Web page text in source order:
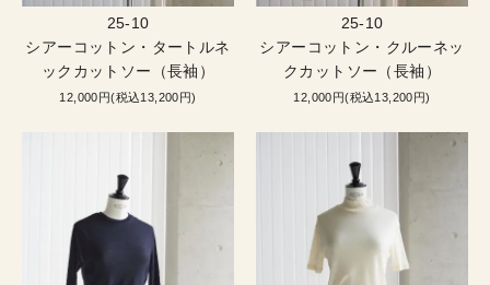
25-10
シアーコットン・タートルネ
ックカットソー（長袖）
12,000円(税込13,200円)
25-10
シアーコットン・クルーネッ
クカットソー（長袖）
12,000円(税込13,200円)